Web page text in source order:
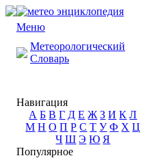
Меню
Метеорологический
Словарь
Навигация
А Б В Г Д Е Ж З И К Л
М Н О П Р С Т У Ф Х Ц
Ч Ш Э Ю Я
Популярное